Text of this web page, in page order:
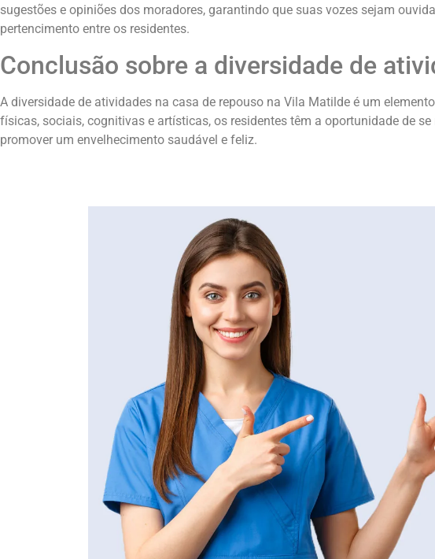
sugestões e opiniões dos moradores, garantindo que suas vozes sejam
pertencimento entre os residentes.
Conclusão sobre a diversidade de
A diversidade de atividades na casa de repouso na Vila Matilde é um
físicas, sociais, cognitivas e artísticas, os residentes têm a oportunidade de
promover um envelhecimento saudável e feliz.